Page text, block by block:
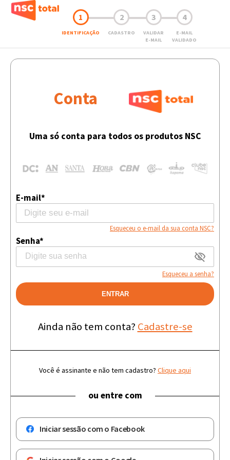
1
IDENTIFICAÇÃO
2
CADASTRO
3
VALIDAR
E-MAIL
4
E-MAIL
VALIDADO
Conta
Uma só conta para todos os produtos NSC
E-mail*
Esqueceu o e-mail da sua conta NSC?
Senha*
Esqueceu a senha?
ENTRAR
Ainda não tem conta? Cadastre-se
Você é assinante e não tem cadastro? Clique aqui
ou entre com
Iniciar sessão com o Facebook